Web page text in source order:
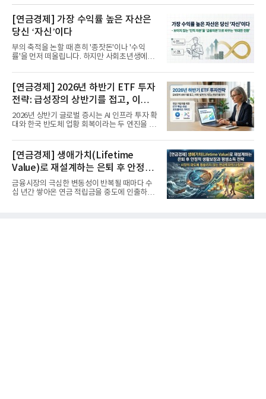
[연금경제] 가장 수익률 높은 자산은
당신 ‘자신’이다
부의 축적을 논할 때 흔히 '종잣돈'이나 '수익
률'을 먼저 떠올립니다. 하지만 사회초년생에게
[연금경제] 2026년 하반기 ETF 투자
전략: 급성장의 상반기를 접고, 이제
'실적'이 가르는 하반기를 맞다
2026년 상반기 글로벌 증시는 AI 인프라 투자 확
대와 한국 반도체 업황 회복이라는 두 엔진을 달
[연금경제] 생애가치(Lifetime
Value)로 재설계하는 은퇴 후 안정적
생활보장과 평생소득 전략
금융시장의 극심한 변동성이 반복될 때마다 수
십 년간 쌓아온 연금 적립금을 중도에 인출하거